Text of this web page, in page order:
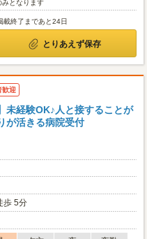
となります
載終了まであと24日
とりあえず保存
歓迎
未経験OK♪人と接することが
が活きる病院受付
歩 5分